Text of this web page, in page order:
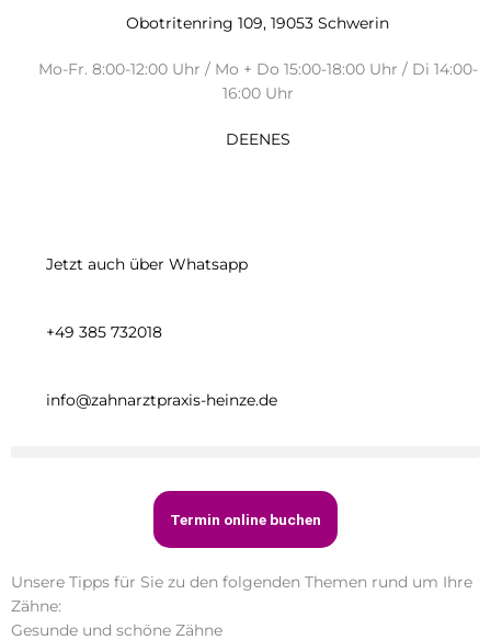
Obotritenring 109, 19053 Schwerin
Mo-Fr. 8:00-12:00 Uhr / Mo + Do 15:00-18:00 Uhr / Di 14:00-
16:00 Uhr
DEENES
Jetzt auch über Whatsapp
+49 385 732018
info@zahnarztpraxis-heinze.de
Termin online buchen
Unsere Tipps für Sie zu den folgenden Themen rund um Ihre
Zähne:
Gesunde und schöne Zähne